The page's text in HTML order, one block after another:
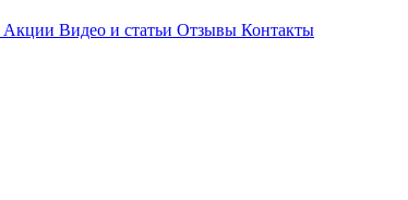
Акции Видео и статьи Отзывы Контакты